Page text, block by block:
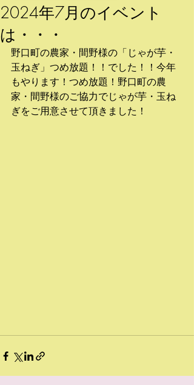
2024年7月のイベント
は・・・
野口町の農家・間野様の「じゃが芋・
玉ねぎ」つめ放題！！でした！！今年
もやります！つめ放題！野口町の農
家・間野様のご協力でじゃが芋・玉ね
ぎをご用意させて頂きました！